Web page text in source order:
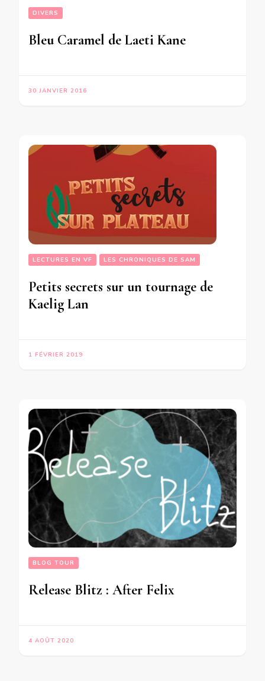
DIVERS
Bleu Caramel de Laeti Kane
30 JANVIER 2016
LECTURES EN VF LES CHRONIQUES DE SAM
Petits secrets sur un tournage de
Kaelig Lan
1 FÉVRIER 2019
BLOG TOUR
Release Blitz : After Felix
4 AOÛT 2020